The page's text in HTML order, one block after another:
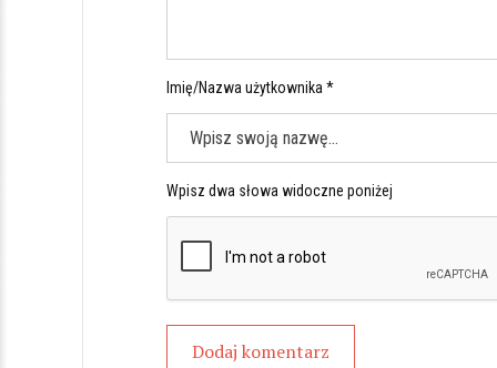
Imię/Nazwa użytkownika *
Wpisz dwa słowa widoczne poniżej